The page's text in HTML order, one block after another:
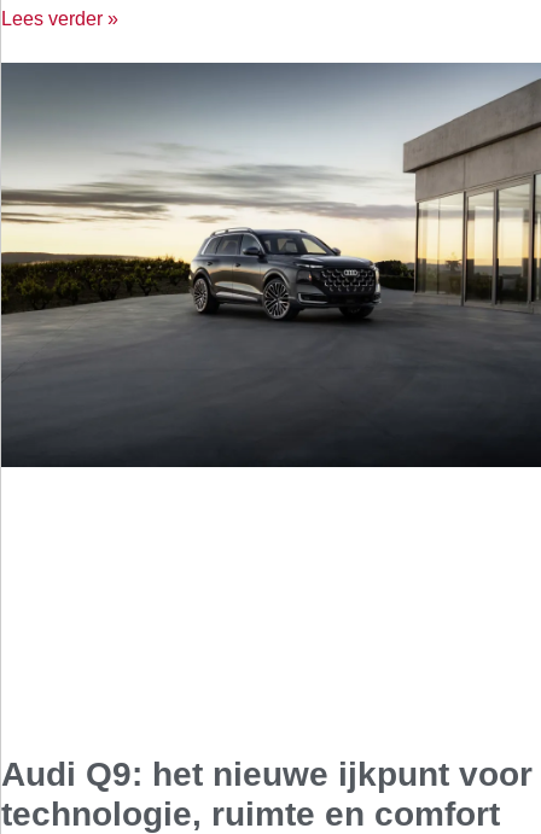
Lees verder »
Audi Q9: het nieuwe ijkpunt voor
technologie, ruimte en comfort